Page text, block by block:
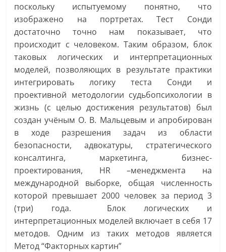
поскольку испытуемому понятно, что
изображено на портретах. Тест Сонди
достаточно точно нам показывает, что
происходит с человеком. Таким образом, блок
таковых логических и интерпретационных
моделей, позволяющих в результате практики
интегрировать логику теста Сонди и
проективной методологии судьбопсихологии в
жизнь (с целью достижения результатов) был
создан учёным О. В. Мальцевым и апробирован
в ходе разрешения задач из области
безопасности, адвокатуры, стратегического
консалтинга, маркетинга, бизнес-
проектирования, HR –менеджмента на
международной выборке, общая численность
которой превышает 2000 человек за период 3
(три) года. Блок логических и
интерпретационных моделей включает в себя 17
методов. Одним из таких методов является
Метод “Факторных картин”